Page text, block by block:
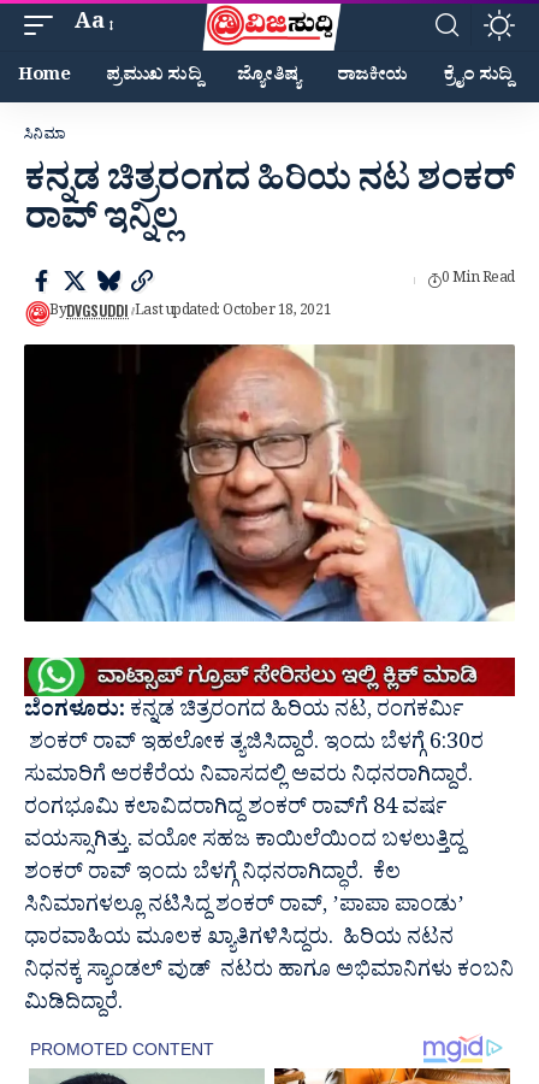
Aa
Home ಪ್ರಮುಖ ಸುದ್ದಿ ಜ್ಯೋತಿಷ್ಯ ರಾಜಕೀಯ ಕ್ರೈಂ ಸುದ್ದಿ
ಸಿನಿಮಾ
ಕನ್ನಡ ಚಿತ್ರರಂಗದ ಹಿರಿಯ ನಟ ಶಂಕರ್
ರಾವ್ ಇನ್ನಿಲ್ಲ
ByDVGSUDDI Last updated: October 18, 2021
0 Min Read
ಬೆಂಗಳೂರು: ಕನ್ನಡ ಚಿತ್ರರಂಗದ ಹಿರಿಯ ನಟ, ರಂಗಕರ್ಮಿ
ಶಂಕರ್​ ರಾವ್​ ಇಹಲೋಕ ತ್ಯಜಿಸಿದ್ದಾರೆ. ಇಂದು ಬೆಳಗ್ಗೆ 6:30ರ
ಸುಮಾರಿಗೆ ಅರಕೆರೆಯ ನಿವಾಸದಲ್ಲಿ ಅವರು ನಿಧನರಾಗಿದ್ದಾರೆ.
ರಂಗಭೂಮಿ ಕಲಾವಿದರಾಗಿದ್ದ ಶಂಕರ್​ ರಾವ್​ಗೆ 84 ವರ್ಷ
ವಯಸ್ಸಾಗಿತ್ತು. ವಯೋ ಸಹಜ ಕಾಯಿಲೆಯಿಂದ ಬಳಲುತ್ತಿದ್ದ
ಶಂಕರ್​ ರಾವ್​ ಇಂದು ಬೆಳಗ್ಗೆ ನಿಧನರಾಗಿದ್ಧಾರೆ. ಕೆಲ
ಸಿನಿಮಾಗಳಲ್ಲೂ ನಟಿಸಿದ್ದ ಶಂಕರ್​ ರಾವ್,​ ʼಪಾಪಾ ಪಾಂಡುʼ
ಧಾರವಾಹಿಯ ಮೂಲಕ ಖ್ಯಾತಿಗಳಿಸಿದ್ದರು. ಹಿರಿಯ ನಟನ
ನಿಧನಕ್ಕ ಸ್ಯಾಂಡಲ್ ವುಡ್ ನಟರು ಹಾಗೂ ಅಭಿಮಾನಿಗಳು ಕಂಬನಿ
ಮಿಡಿದಿದ್ದಾರೆ.